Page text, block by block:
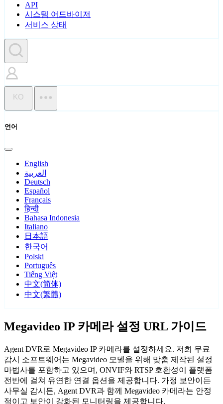
API
시스템 어드바이저
서비스 상태
KO
언어
English
العربية
Deutsch
Español
Français
हिन्दी
Bahasa Indonesia
Italiano
日本語
한국어
Polski
Português
Tiếng Việt
中文(简体)
中文(繁體)
Megavideo IP 카메라 설정 URL 가이드
Agent DVR로 Megavideo IP 카메라를 설정하세요. 저희 무료
감시 소프트웨어는 Megavideo 모델을 위해 맞춤 제작된 설정
마법사를 포함하고 있으며, ONVIF와 RTSP 호환성이 플랫폼
전반에 걸쳐 유연한 연결 옵션을 제공합니다. 가정 보안이든
사무실 감시든, Agent DVR과 함께 Megavideo 카메라는 안정
적이고 보안이 강화된 모니터링을 제공합니다.